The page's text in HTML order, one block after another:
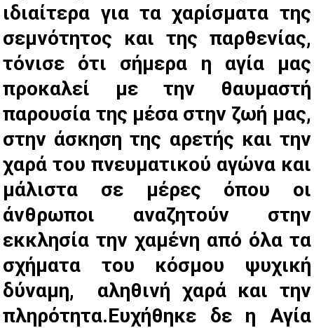
ιδιαίτερα για τα χαρίσματα της
σεμνότητος και της παρθενίας,
τόνισε ότι σήμερα η αγία μας
προκαλεί με την θαυμαστή
παρουσία της μέσα στην ζωή μας,
στην άσκηση της αρετής και την
χαρά του πνευματικού αγώνα και
μάλιστα σε μέρες όπου οι
άνθρωποι αναζητούν στην
εκκλησία την χαμένη από όλα τα
σχήματα του κόσμου ψυχική
δύναμη, αληθινή χαρά και την
πληρότητα.Ευχήθηκε δε η Αγία